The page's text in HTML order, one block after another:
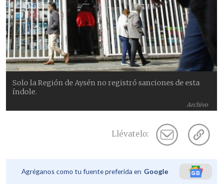
Archivo
Solo la Región de Aysén no registró sanciones de esta
índole.
Llévatelo:
Agréganos como tu fuente preferida en Google